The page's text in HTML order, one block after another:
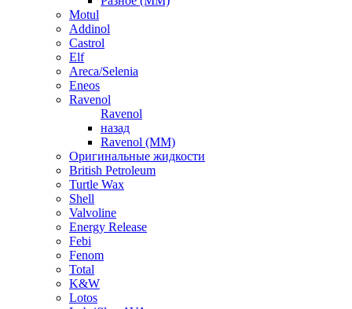
Motul
Addinol
Castrol
Elf
Areca/Selenia
Eneos
Ravenol
Ravenol
назад
Ravenol (ММ)
Оригинальные жидкости
British Petroleum
Turtle Wax
Shell
Valvoline
Energy Release
Febi
Fenom
Total
K&W
Lotos